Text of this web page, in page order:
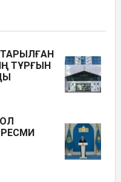
ТҰРҒЫН